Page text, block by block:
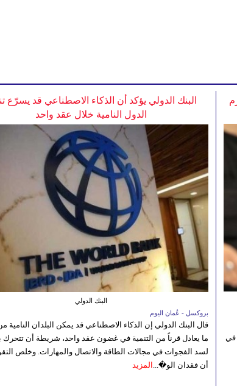
البنك الدولي يؤكد أن الذكاء الاصطناعي قد يسرّع
الدول النامية خلال عقد واحد
البنك الدولي
بروكسل - عُمان اليوم
قال البنك الدولي إن الذكاء الاصطناعي قد يمكن البلدان النامية
ما يعادل قرناً من التنمية في غضون عقد واحد، شريطة أن
لسد الفجوات في مجالات الطاقة والاتصال والمهارات. وخلص
أن فقدان الو�... المزيد
في